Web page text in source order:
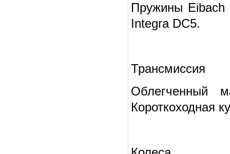
Пружины Eibach
Integra DC5.
Трансмиссия
Облегченный
Короткоходная